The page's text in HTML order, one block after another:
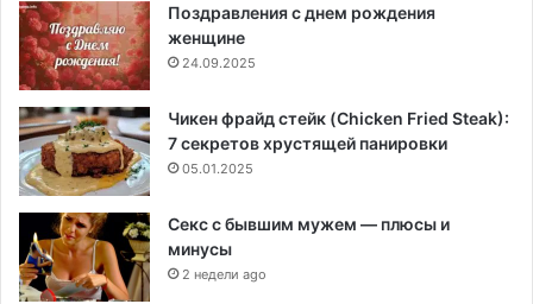
Поздравления с днем рождения
женщине
24.09.2025
Чикен фрайд стейк (Chicken Fried Steak):
7 секретов хрустящей панировки
05.01.2025
Секс с бывшим мужем — плюсы и
минусы
2 недели ago